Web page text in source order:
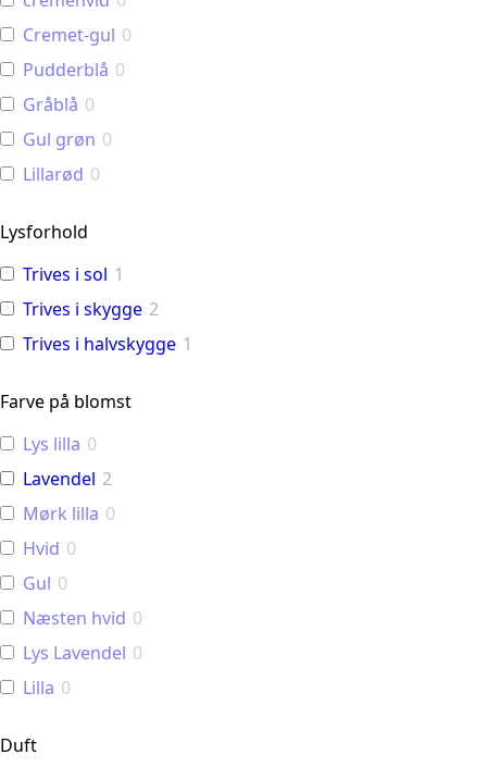
Cremet-gul 0
Pudderblå 0
Gråblå 0
Gul grøn 0
Lillarød 0
Lysforhold
Trives i sol 1
Trives i skygge 2
Trives i halvskygge 1
Farve på blomst
Lys lilla 0
Lavendel 2
Mørk lilla 0
Hvid 0
Gul 0
Næsten hvid 0
Lys Lavendel 0
Lilla 0
Duft